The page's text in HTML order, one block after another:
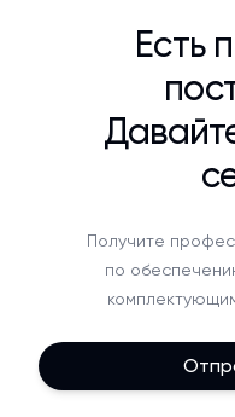
Есть
Получите
по